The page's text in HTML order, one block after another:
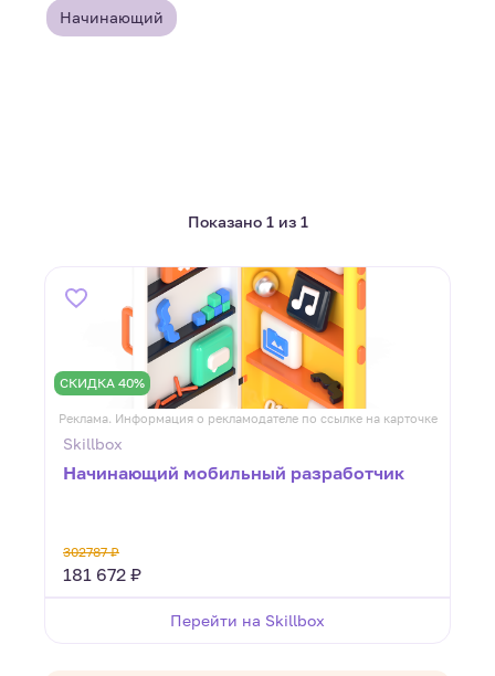
Начинающий
Показано 1 из 1
СКИДКА 40%
Реклама. Информация о рекламодателе по ссылке на карточке
Skillbox
Начинающий мобильный разработчик
302787 ₽
181 672 ₽
Перейти на Skillbox